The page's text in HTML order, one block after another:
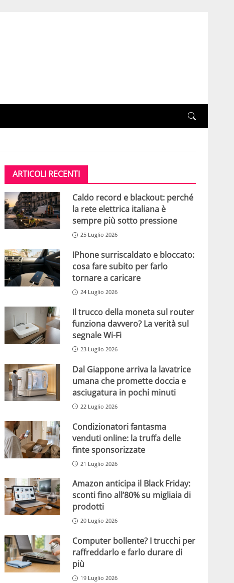
ARTICOLI RECENTI
Caldo record e blackout: perché
la rete elettrica italiana è
sempre più sotto pressione
25 Luglio 2026
IPhone surriscaldato e bloccato:
cosa fare subito per farlo
tornare a caricare
24 Luglio 2026
Il trucco della moneta sul router
funziona davvero? La verità sul
segnale Wi-Fi
23 Luglio 2026
Dal Giappone arriva la lavatrice
umana che promette doccia e
asciugatura in pochi minuti
22 Luglio 2026
Condizionatori fantasma
venduti online: la truffa delle
finte sponsorizzate
21 Luglio 2026
Amazon anticipa il Black Friday:
sconti fino all’80% su migliaia di
prodotti
20 Luglio 2026
Computer bollente? I trucchi per
raffreddarlo e farlo durare di
più
19 Luglio 2026